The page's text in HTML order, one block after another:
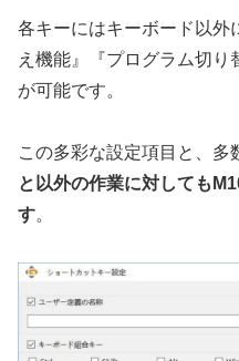
各キーにはキーボード以外
え機能』『プログラム切
が可能です。
この多彩な設定項目と、多
と以外の作業に対しても
す。